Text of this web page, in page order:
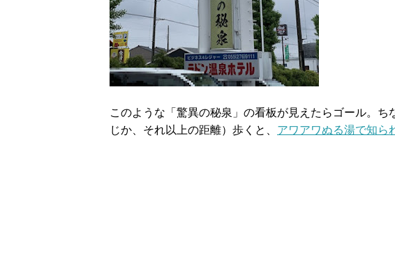
このような「驚異の秘泉」の看板が見えたらゴール。ち
じか、それ以上の距離）歩くと、 アワアワぬる湯で知ら